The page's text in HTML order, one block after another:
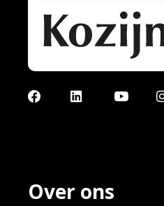
FacebookLinkedIn
Over ons